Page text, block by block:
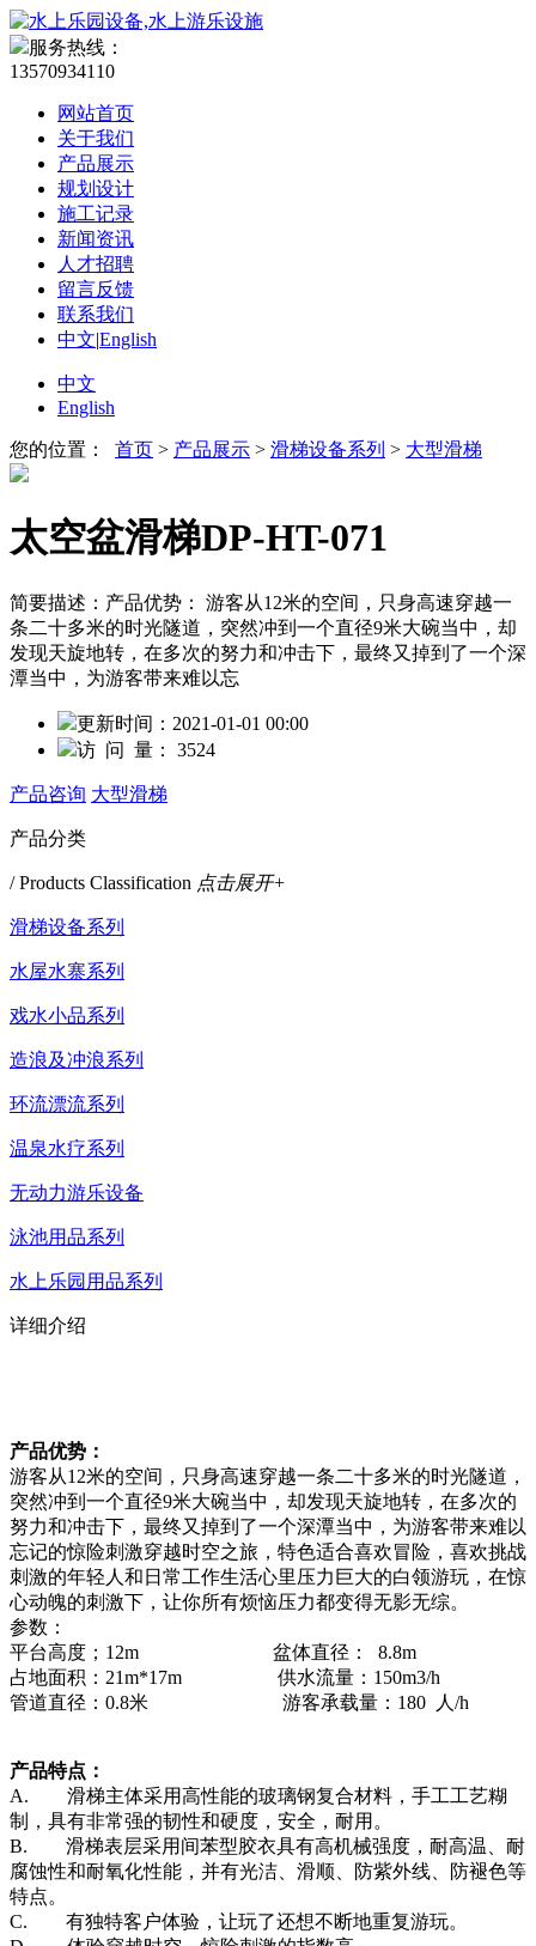
服务热线：
13570934110
网站首页
关于我们
产品展示
规划设计
施工记录
新闻资讯
人才招聘
留言反馈
联系我们
中文|English
中文
English
您的位置： 首页 > 产品展示 > 滑梯设备系列 > 大型滑梯
太空盆滑梯DP-HT-071
简要描述： 产品优势： 游客从12米的空间，只身高速穿越一
条二十多米的时光隧道，突然冲到一个直径9米大碗当中，却
发现天旋地转，在多次的努力和冲击下，最终又掉到了一个深
潭当中，为游客带来难以忘
更新时间： 2021-01-01 00:00
访 问 量：
3524
产品咨询 大型滑梯
产品分类
/ Products Classification 点击展开+
滑梯设备系列
水屋水寨系列
戏水小品系列
造浪及冲浪系列
环流漂流系列
温泉水疗系列
无动力游乐设备
泳池用品系列
水上乐园用品系列
详细介绍
产品优势：
游客从12米的空间，只身高速穿越一条二十多米的时光隧道，
突然冲到一个直径9米大碗当中，却发现天旋地转，在多次的
努力和冲击下，最终又掉到了一个深潭当中，为游客带来难以
忘记的惊险刺激穿越时空之旅，特色适合喜欢冒险，喜欢挑战
刺激的年轻人和日常工作生活心里压力巨大的白领游玩，在惊
心动魄的刺激下，让你所有烦恼压力都变得无影无综。
参数：
平台高度；12m 盆体直径： 8.8m
占地面积：21m*17m 供水流量：150m3/h
管道直径：0.8米 游客承载量：180 人/h
产品特点：
A. 滑梯主体采用高性能的玻璃钢复合材料，手工工艺糊
制，具有非常强的韧性和硬度，安全，耐用。
B. 滑梯表层采用间苯型胶衣具有高机械强度，耐高温、耐
腐蚀性和耐氧化性能，并有光洁、滑顺、防紫外线、防褪色等
特点。
C. 有独特客户体验，让玩了还想不断地重复游玩。